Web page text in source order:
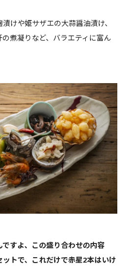
けや姫サザエの大蒜醤油漬け、
煮凝りなど、バラエティに富ん
すよ、この盛り合わせの内容
トで、これだけで赤星2本はいけ